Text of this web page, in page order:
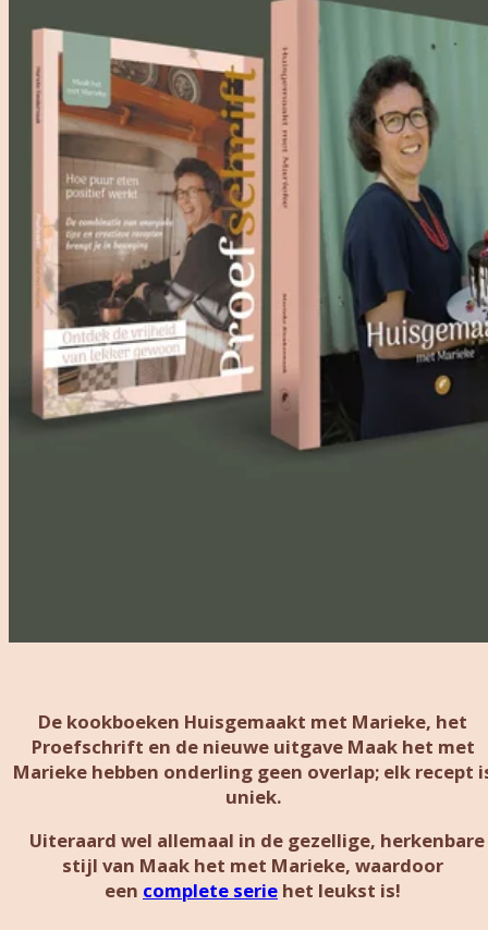
De kookboeken Huisgemaakt met Marieke, het
Proefschrift en de nieuwe uitgave Maak het met
Marieke hebben onderling geen overlap; elk recept
uniek.
Uiteraard wel allemaal in de gezellige, herkenbare
stijl van Maak het met Marieke, waardoor
een complete serie het leukst is!